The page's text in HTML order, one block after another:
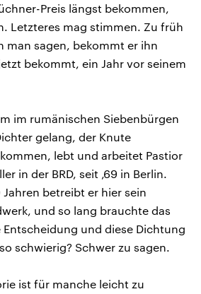
Preis längst bekommen,
Letzteres mag stimmen. Zu früh
man sagen, bekommt er ihn
bekommt, ein Jahr vor seinem
im rumänischen Siebenbürgen
gelang, der Knute
lebt und arbeitet Pastior
in der BRD, seit ‚69 in Berlin.
betreibt er hier sein
und so lang brauchte das
Entscheidung und diese Dichtung
schwierig? Schwer zu sagen.
ist für manche leicht zu